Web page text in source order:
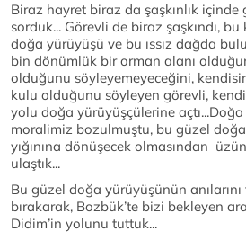
Biraz hayret biraz da şaşkınlık
sorduk... Görevli de biraz şaşkındı,
doğa yürüyüşü ve bu ıssız dağda
bin dönümlük bir orman alanı
olduğunu söyleyemeyeceğini,
kulu olduğunu söyleyen görevli,
yolu doğa yürüyüşçülerine
moralimiz bozulmuştu, bu güzel doğa
yığınına dönüşecek olmasından
ulaştık...
Bu güzel doğa yürüyüşünün
bırakarak, Bozbük’te bizi bekleyen
Didim’in yolunu tuttuk...